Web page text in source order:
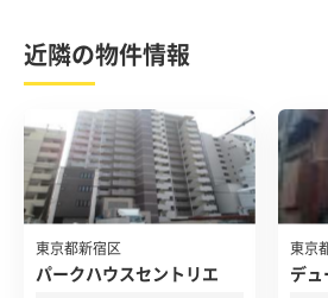
近隣の物件情報
東京都新宿区
パークハウスセントリエ
東京
デュ